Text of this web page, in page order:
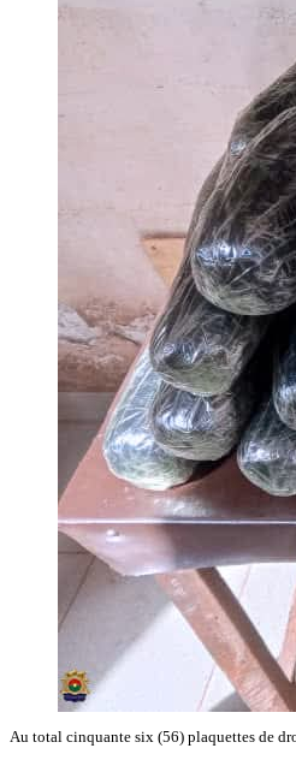
Au total cinquante six (56) plaquettes de